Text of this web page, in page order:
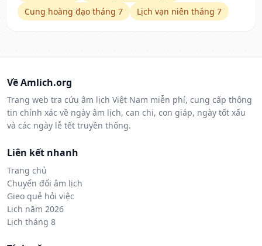
Cung hoàng đạo tháng 7
Lịch vạn niên tháng 7
Về Amlich.org
Trang web tra cứu âm lịch Việt Nam miễn phí, cung cấp thông
tin chính xác về ngày âm lịch, can chi, con giáp, ngày tốt xấu
và các ngày lễ tết truyền thống.
Liên kết nhanh
Trang chủ
Chuyển đổi âm lịch
Gieo quẻ hỏi việc
Lịch năm 2026
Lịch tháng 8